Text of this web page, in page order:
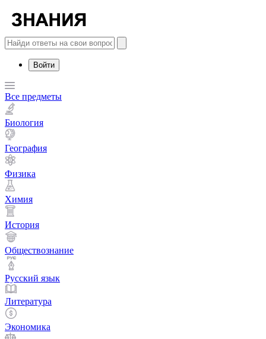
Войти
Все предметы
Биология
География
Физика
Химия
История
Обществознание
Русский язык
Литература
Экономика